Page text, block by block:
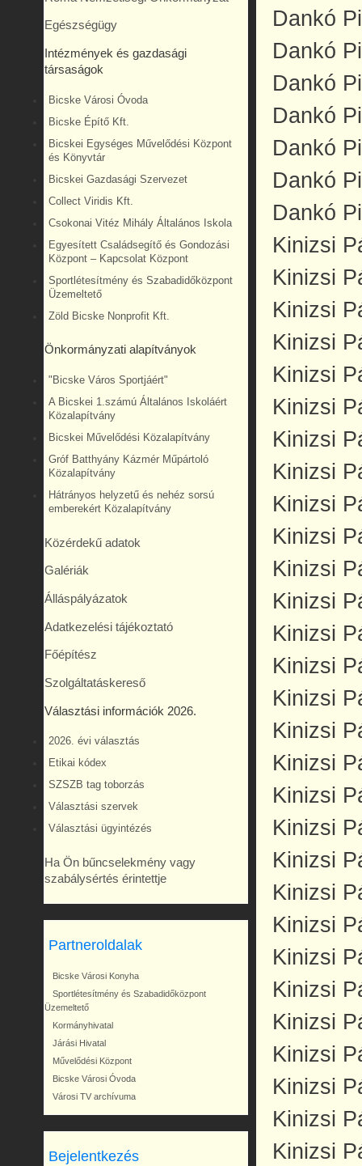
Egészségügy
Intézmények és gazdasági
társaságok
Bicske Városi Óvoda
Bicske Építő Kft.
Bicskei Egységes Művelődési Központ
és Könyvtár
Bicskei Gazdasági Szervezet
Collect Viridis Kft.
Csokonai Vitéz Mihály Általános Iskola
Egyesített Családsegítő és Gondozási
Központ – Kapcsolat Központ
Sportlétesítmény és Szabadidőközpont
Üzemeltető
Zöld Bicske Nonprofit Kft.
Önkormányzati alapítványok
"Bicske Város Sportjáért"
A Bicskei 1.számú Általános Iskoláért
Közalapítvány
Bicskei Művelődési Közalapítvány
Gróf Batthyány Kázmér Műpártoló
Közalapítvány
Hátrányos helyzetű és nehéz sorsú
emberekért Közalapítvány
Közérdekű adatok
Galériák
Álláspályázatok
Adatkezelési tájékoztató
Főépítész
Szolgáltatáskereső
Választási információk 2026.
2026. évi választás
Etikai kódex
SZSZB tag toborzás
Választási szervek
Választási ügyintézés
Ha Ön bűncselekmény vagy
szabálysértés érintettje
Partneroldalak
Bicske Városi Konyha
Sportlétesítmény és Szabadidőközpont
Üzemeltető
Kormányhivatal
Járási Hivatal
Művelődési Központ
Bicske Városi Óvoda
Városi TV archívuma
Bejelentkezés
Dankó
Dankó
Dankó
Dankó
Dankó
Dankó
Dankó
Kinizsi
Kinizsi
Kinizsi
Kinizsi
Kinizsi
Kinizsi
Kinizsi
Kinizsi
Kinizsi
Kinizsi
Kinizsi
Kinizsi
Kinizsi
Kinizsi
Kinizsi
Kinizsi
Kinizsi
Kinizsi
Kinizsi
Kinizsi
Kinizsi
Kinizsi
Kinizsi
Kinizsi
Kinizsi
Kinizsi
Kinizsi
Kinizsi
Kinizsi